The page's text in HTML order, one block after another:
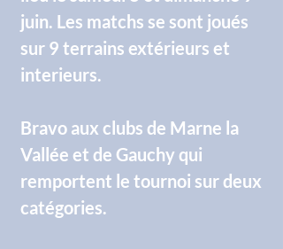
juin. Les matchs se sont joués
sur 9 terrains extérieurs et
interieurs.
Bravo aux clubs de Marne la
Vallée et de Gauchy qui
remportent le tournoi sur deux
catégories.